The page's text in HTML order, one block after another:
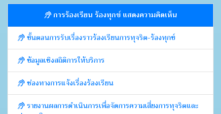
การร้องเรียน ร้องทุกข์ แสดงความคิดเห็น
ขั้นตอนการรับเรื่องราวร้องเรียนการทุจริต-ร้องทุกข์
ข้อมูลเชิงสถิติการให้บริการ
ช่องทางการแจ้งเรื่องร้องเรียน
รายงานผลการดำเนินการเพื่อจัดการความเสี่ยงการทุจริตและ